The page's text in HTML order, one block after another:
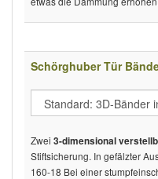
Schörghuber Tür
Zwei 3-dimensional
Stiftsicherung. In gefälzter
160-18 Bei einer